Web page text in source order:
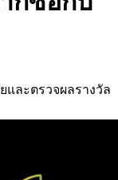
ละตรวจผลรางวัล